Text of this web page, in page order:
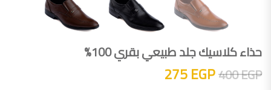
حذاء كلاسيك جلد طبيعي بقري 100%
400EGP السعر الأصلي هو: 400 EGP.
275EGP